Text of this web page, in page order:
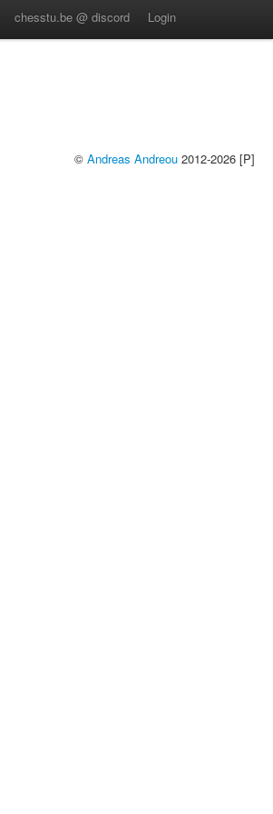
chesstu.be @ discord Login
© Andreas Andreou 2012-2026 [P]